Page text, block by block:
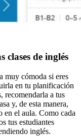
de inglés
muy cómoda si eres
en tu planificación
recomendarla a tus
y, de esta manera,
en el aula. Como cada
tus estudiantes
inglés.